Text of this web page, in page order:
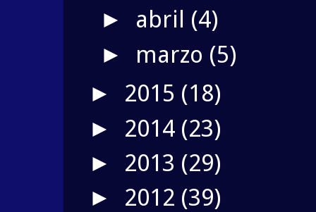
► abril (4)
► marzo (5)
► 2015 (18)
► 2014 (23)
► 2013 (29)
► 2012 (39)